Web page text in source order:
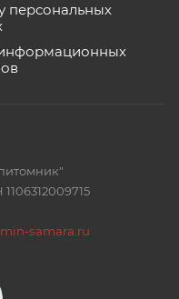
персональных
samara.ru